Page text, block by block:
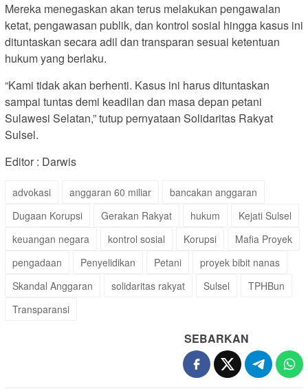
Mereka menegaskan akan terus melakukan pengawalan
ketat, pengawasan publik, dan kontrol sosial hingga kasus ini
dituntaskan secara adil dan transparan sesuai ketentuan
hukum yang berlaku.
“Kami tidak akan berhenti. Kasus ini harus dituntaskan
sampai tuntas demi keadilan dan masa depan petani
Sulawesi Selatan,” tutup pernyataan Solidaritas Rakyat
Sulsel.
Editor : Darwis
advokasi anggaran 60 miliar
bancakan anggaran
Dugaan Korupsi
Gerakan Rakyat hukum
Kejati Sulsel
keuangan negara
kontrol sosial Korupsi
Mafia Proyek
pengadaan
Penyelidikan Petani
proyek bibit nanas
Skandal Anggaran
solidaritas rakyat Sulsel
TPHBun
Transparansi
SEBARKAN